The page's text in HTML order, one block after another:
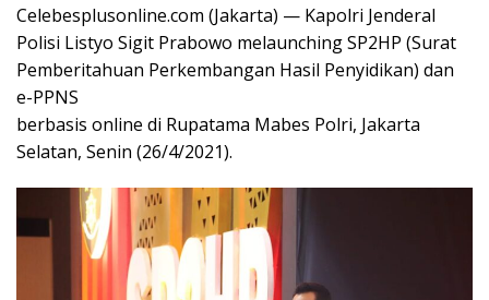
Celebesplusonline.com (Jakarta) — Kapolri Jenderal
Polisi Listyo Sigit Prabowo melaunching SP2HP (Surat
Pemberitahuan Perkembangan Hasil Penyidikan) dan
e-PPNS
berbasis online di Rupatama Mabes Polri, Jakarta
Selatan, Senin (26/4/2021).